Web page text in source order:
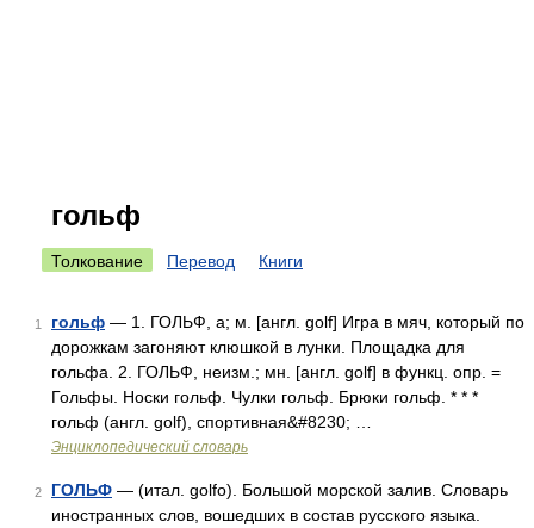
гольф
Толкование Перевод Книги
1 гольф — 1. ГОЛЬФ, а; м. [англ. golf] Игра в мяч, который по
дорожкам загоняют клюшкой в лунки. Площадка для
гольфа. 2. ГОЛЬФ, неизм.; мн. [англ. golf] в функц. опр. =
Гольфы. Носки гольф. Чулки гольф. Брюки гольф. * * *
гольф (англ. golf), спортивная&#8230; …
Энциклопедический словарь
2 ГОЛЬФ — (итал. golfo). Большой морской залив. Словарь
иностранных слов, вошедших в состав русского языка.